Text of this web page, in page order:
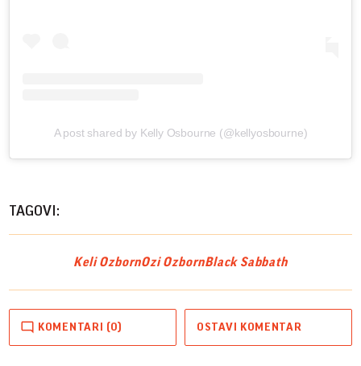
A post shared by Kelly Osbourne (@kellyosbourne)
TAGOVI:
Keli OzbornOzi OzbornBlack Sabbath
KOMENTARI (0) OSTAVI KOMENTAR